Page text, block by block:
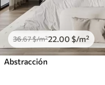
36.67$/m²22 .00 $/m²
Abstracción